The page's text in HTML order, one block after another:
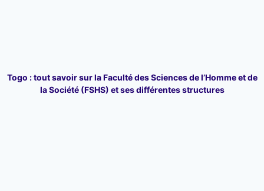
Togo : tout savoir sur la Faculté des Sciences de l’Homme et de
la Société (FSHS) et ses différentes structures